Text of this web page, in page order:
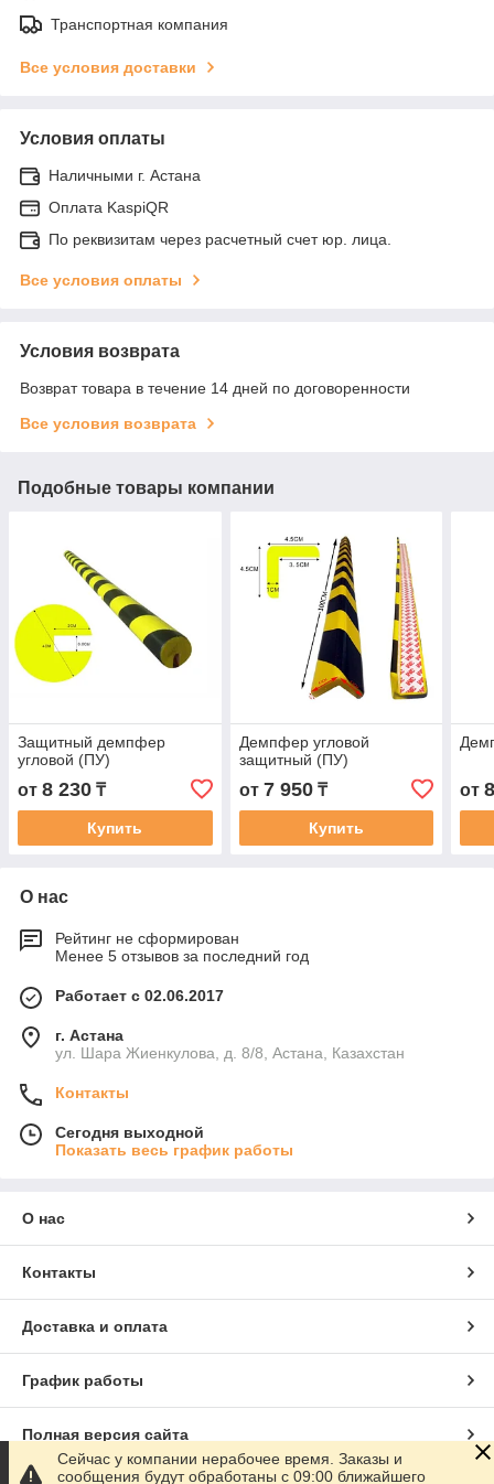
Транспортная компания
Все условия доставки
Условия оплаты
Наличными г. Астана
Оплата KaspiQR
По реквизитам через расчетный счет юр. лица.
Все условия оплаты
Условия возврата
Возврат товара в течение 14 дней по договоренности
Все условия возврата
Подобные товары компании
Защитный демпфер
угловой (ПУ)
от 8 230 ₸
Купить
Демпфер угловой
защитный (ПУ)
от 7 950₸
Купить
от
О нас
Рейтинг не сформирован
Менее 5 отзывов за последний год
Работает с 02.06.2017
г. Астана
ул. Шара Жиенкулова, д. 8/8, Астана, Казахстан
Контакты
Сегодня выходной
Показать весь график работы
О нас
Контакты
Доставка и оплата
График работы
Полная версия сайта
Сейчас у компании нерабочее время. Заказы и
сообщения будут обработаны с 09:00 ближайшего